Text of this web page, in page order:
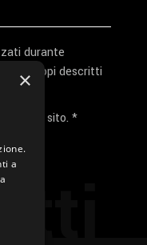
durante
altri scopi descritti
del sito. *
×
a